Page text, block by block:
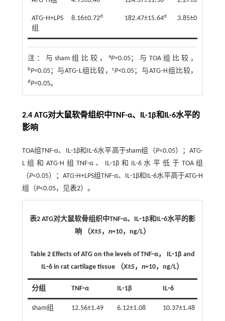
ATG⁃H+LPS
组
8.16±0.72d 182.47±15.64d 3.85±0.36
注： 与sham组比较，aP<0.05；与TOA组比较，
bP<0.05；与ATG⁃L组比较，cP<0.05；与ATG⁃H组比较，
dP<0.05。
2.4 ATG对大鼠软骨组织中TNF-α、IL-1β和IL-6水平的
影响
TOA组TNF-α、IL-1β和IL-6水平高于sham组（P<0.05）；ATG-
L组和ATG-H组TNF-α、IL-1β和IL-6水平低于TOA组
（P<0.05）；ATG-H+LPS组TNF-α、IL-1β和IL-6水平高于ATG-H
组（P<0.05，见表2）。
表2 ATG对大鼠软骨组织中TNF⁃α、IL⁃1β和IL⁃6水平的影
响 （X±S， n=10，ng/L）
Table 2 Effects of ATG on the levels of TNF⁃α， IL⁃1β and
IL⁃6 in rat cartilage tissue （X±S，n=10，ng/L）
分组 TNF⁃α IL⁃1β IL⁃6
sham组 12.56±1.49 6.12±1.08 10.37±1.48